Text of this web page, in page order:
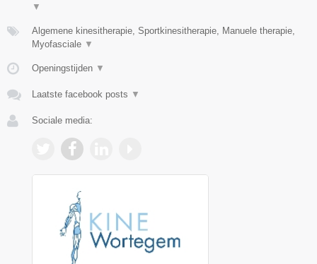
▼
Algemene kinesitherapie, Sportkinesitherapie, Manuele therapie,
Myofasciale ▼
Openingstijden ▼
Laatste facebook posts ▼
Sociale media: